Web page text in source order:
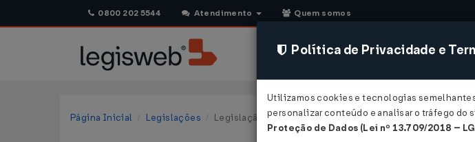
0800 202 5544 Atendimento Quem somos
CONSULTORIA
Página Inicial Legislações Legislação Federal
Política de Privacidade e
Utilizamos cookies e tecnologias
personalizar conteúdo e analisar o tráfego do
Proteção de Dados (Lei nº 13.709/2018 –